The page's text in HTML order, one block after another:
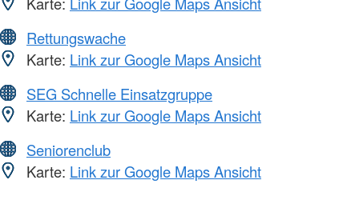
Rettungswache
Karte: Link zur Google Maps Ansicht
SEG Schnelle Einsatzgruppe
Karte: Link zur Google Maps Ansicht
Seniorenclub
Karte: Link zur Google Maps Ansicht